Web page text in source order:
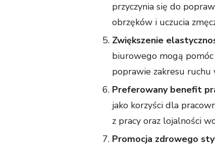
przyczynia się do
obrzęków i uczucia
Zwiększenie
biurowego mogą
poprawie zakresu ruchu
Preferowany benefit
jako korzyści dla
z pracy oraz lojalności
Promocja zdrowego